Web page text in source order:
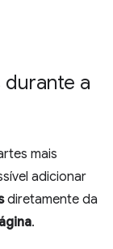
a
mais
adicionar
diretamente da
.